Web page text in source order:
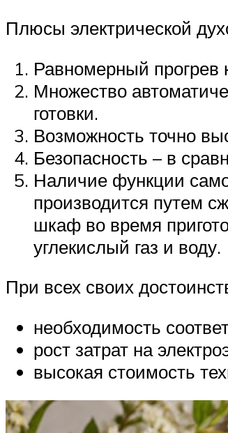
Плюсы электрической
Равномерный прогрев
Множество
готовки.
Возможность точно
Безопасность – в
Наличие функции
производится путем
шкаф во время
углекислый газ и воду.
При всех своих
необходимость
рост затрат на
высокая стоимость